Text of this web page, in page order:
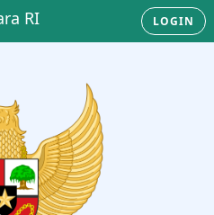
RI LOGIN